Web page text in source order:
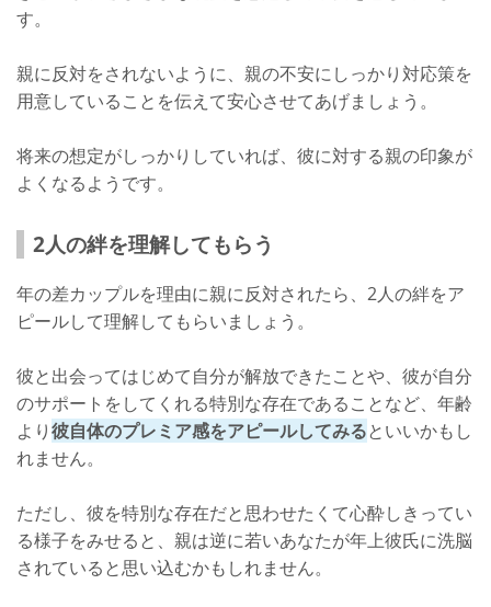
す。
親に反対をされないように、親の不安にしっかり対応策を
用意していることを伝えて安心させてあげましょう。
将来の想定がしっかりしていれば、彼に対する親の印象が
よくなるようです。
2人の絆を理解してもらう
年の差カップルを理由に親に反対されたら、2人の絆をア
ピールして理解してもらいましょう。
彼と出会ってはじめて自分が解放できたことや、彼が自分
のサポートをしてくれる特別な存在であることなど、年齢
より彼自体のプレミア感をアピールしてみるといいかもし
れません。
ただし、彼を特別な存在だと思わせたくて心酔しきってい
る様子をみせると、親は逆に若いあなたが年上彼氏に洗脳
されていると思い込むかもしれません。